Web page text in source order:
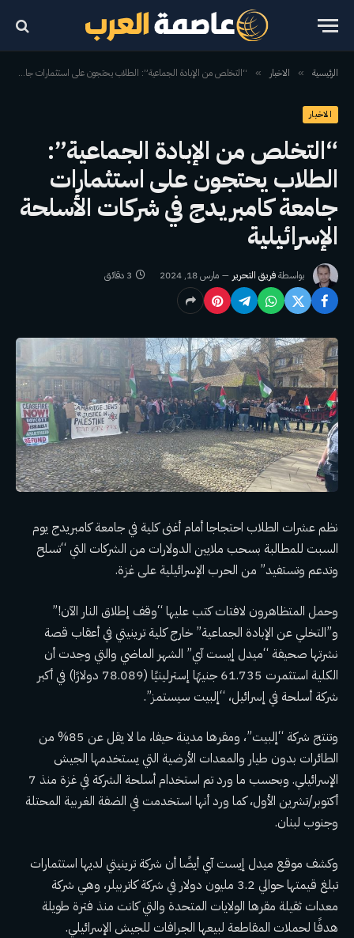
الرئيسية » الاخبار » “التخلص من الإبادة الجماعية”: الطلاب يحتجون على استثمارات جامعة كامبريدج في شركات الأسلحة الإسرائيلية
الاخبار
“التخلص من الإبادة الجماعية”:
الطلاب يحتجون على استثمارات
جامعة كامبريدج في شركات الأسلحة
الإسرائيلية
بواسطةفريق التحرير مارس 18, 2024 3 دقائق
نظم عشرات الطلاب احتجاجا أمام أغنى كلية في جامعة كامبريدج يوم
السبت للمطالبة بسحب ملايين الدولارات من الشركات التي “تسلح
وتدعم وتستفيد” من الحرب الإسرائيلية على غزة.
وحمل المتظاهرون لافتات كتب عليها “وقف إطلاق النار الآن!”
و”التخلي عن الإبادة الجماعية” خارج كلية ترينيتي في أعقاب قصة
نشرتها صحيفة “ميدل إيست آي” الشهر الماضي والتي وجدت أن
الكلية استثمرت 61.735 جنيهًا إسترلينيًا (78.089 دولارًا) في أكبر
شركة أسلحة في إسرائيل، “إلبيت سيستمز”.
وتنتج شركة “إلبيت”، ومقرها مدينة حيفا، ما لا يقل عن 85% من
الطائرات بدون طيار والمعدات الأرضية التي يستخدمها الجيش
الإسرائيلي. وبحسب ما ورد تم استخدام أسلحة الشركة في غزة منذ 7
أكتوبر/تشرين الأول، كما ورد أنها استخدمت في الضفة الغربية المحتلة
وجنوب لبنان.
وكشف موقع ميدل إيست آي أيضًا أن شركة ترينيتي لديها استثمارات
تبلغ قيمتها حوالي 3.2 مليون دولار في شركة كاتربيلر، وهي شركة
معدات ثقيلة مقرها الولايات المتحدة والتي كانت منذ فترة طويلة
هدفًا لحملات المقاطعة لبيعها الجرافات للجيش الإسرائيلي.